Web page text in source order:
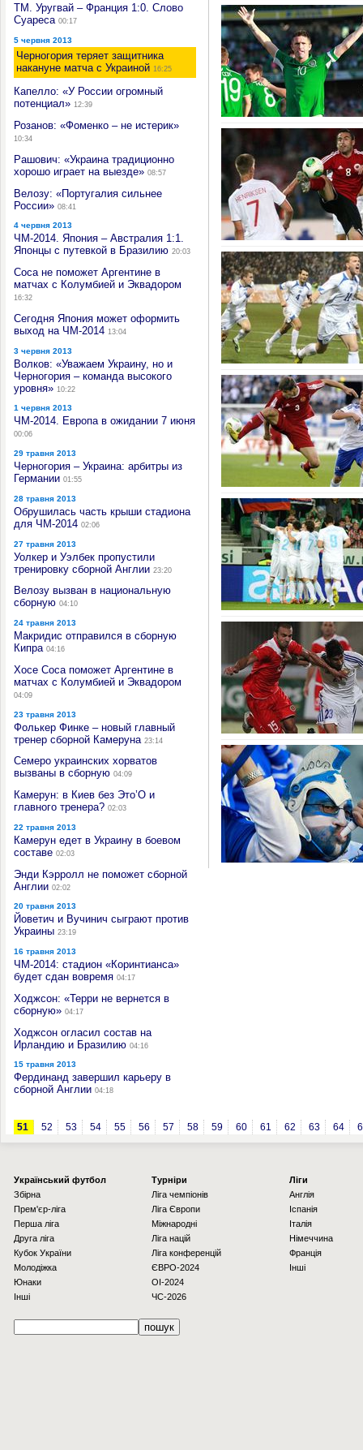
ТМ. Уругвай – Франция 1:0. Слово
Суареса 00:17
5 червня 2013
Черногория теряет защитника
накануне матча с Украиной 16:25
Капелло: «У России огромный
потенциал» 12:39
Розанов: «Фоменко – не истерик»
10:34
Рашович: «Украина традиционно
хорошо играет на выезде» 08:57
Велозу: «Португалия сильнее
России» 08:41
4 червня 2013
ЧМ-2014. Япония – Австралия 1:1.
Японцы с путевкой в Бразилию 20:03
Соса не поможет Аргентине в
матчах с Колумбией и Эквадором
16:32
Сегодня Япония может оформить
выход на ЧМ-2014 13:04
3 червня 2013
Волков: «Уважаем Украину, но и
Черногория – команда высокого
уровня» 10:22
1 червня 2013
ЧМ-2014. Европа в ожидании 7 июня
00:06
29 травня 2013
Черногория – Украина: арбитры из
Германии 01:55
28 травня 2013
Обрушилась часть крыши стадиона
для ЧМ-2014 02:06
27 травня 2013
Уолкер и Уэлбек пропустили
тренировку сборной Англии 23:20
Велозу вызван в национальную
сборную 04:10
24 травня 2013
Макридис отправился в сборную
Кипра 04:16
Хосе Соса поможет Аргентине в
матчах с Колумбией и Эквадором
04:09
23 травня 2013
Фолькер Финке – новый главный
тренер сборной Камеруна 23:14
Семеро украинских хорватов
вызваны в сборную 04:09
Камерун: в Киев без Это’О и
главного тренера? 02:03
22 травня 2013
Камерун едет в Украину в боевом
составе 02:03
Энди Кэрролл не поможет сборной
Англии 02:02
20 травня 2013
Йоветич и Вучинич сыграют против
Украины 23:19
16 травня 2013
ЧМ-2014: стадион «Коринтианса»
будет сдан вовремя 04:17
Ходжсон: «Терри не вернется в
сборную» 04:17
Ходжсон огласил состав на
Ирландию и Бразилию 04:16
15 травня 2013
Фердинанд завершил карьеру в
сборной Англии 04:18
51 52 53 54 55 56 57 58 59 60 61 62 63 64
Українcький футбол
Збірна
Прем'єр-ліга
Перша ліга
Друга ліга
Кубок України
Молодіжка
Юнаки
Інші
Турніри
Ліга чемпіонів
Ліга Європи
Міжнародні
Ліга націй
Ліга конференцій
ЄВРО-2024
OI-2024
ЧС-2026
Ліги
Англія
Іспанія
Італія
Німеччина
Франція
Інші